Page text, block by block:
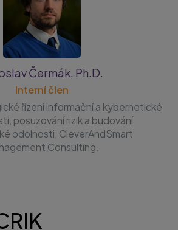
Čermák, Ph.D.
Interní člen
řízení informační a kybernetické
posuzování rizik a budování
odolnosti, CleverAndSmart
Consulting.